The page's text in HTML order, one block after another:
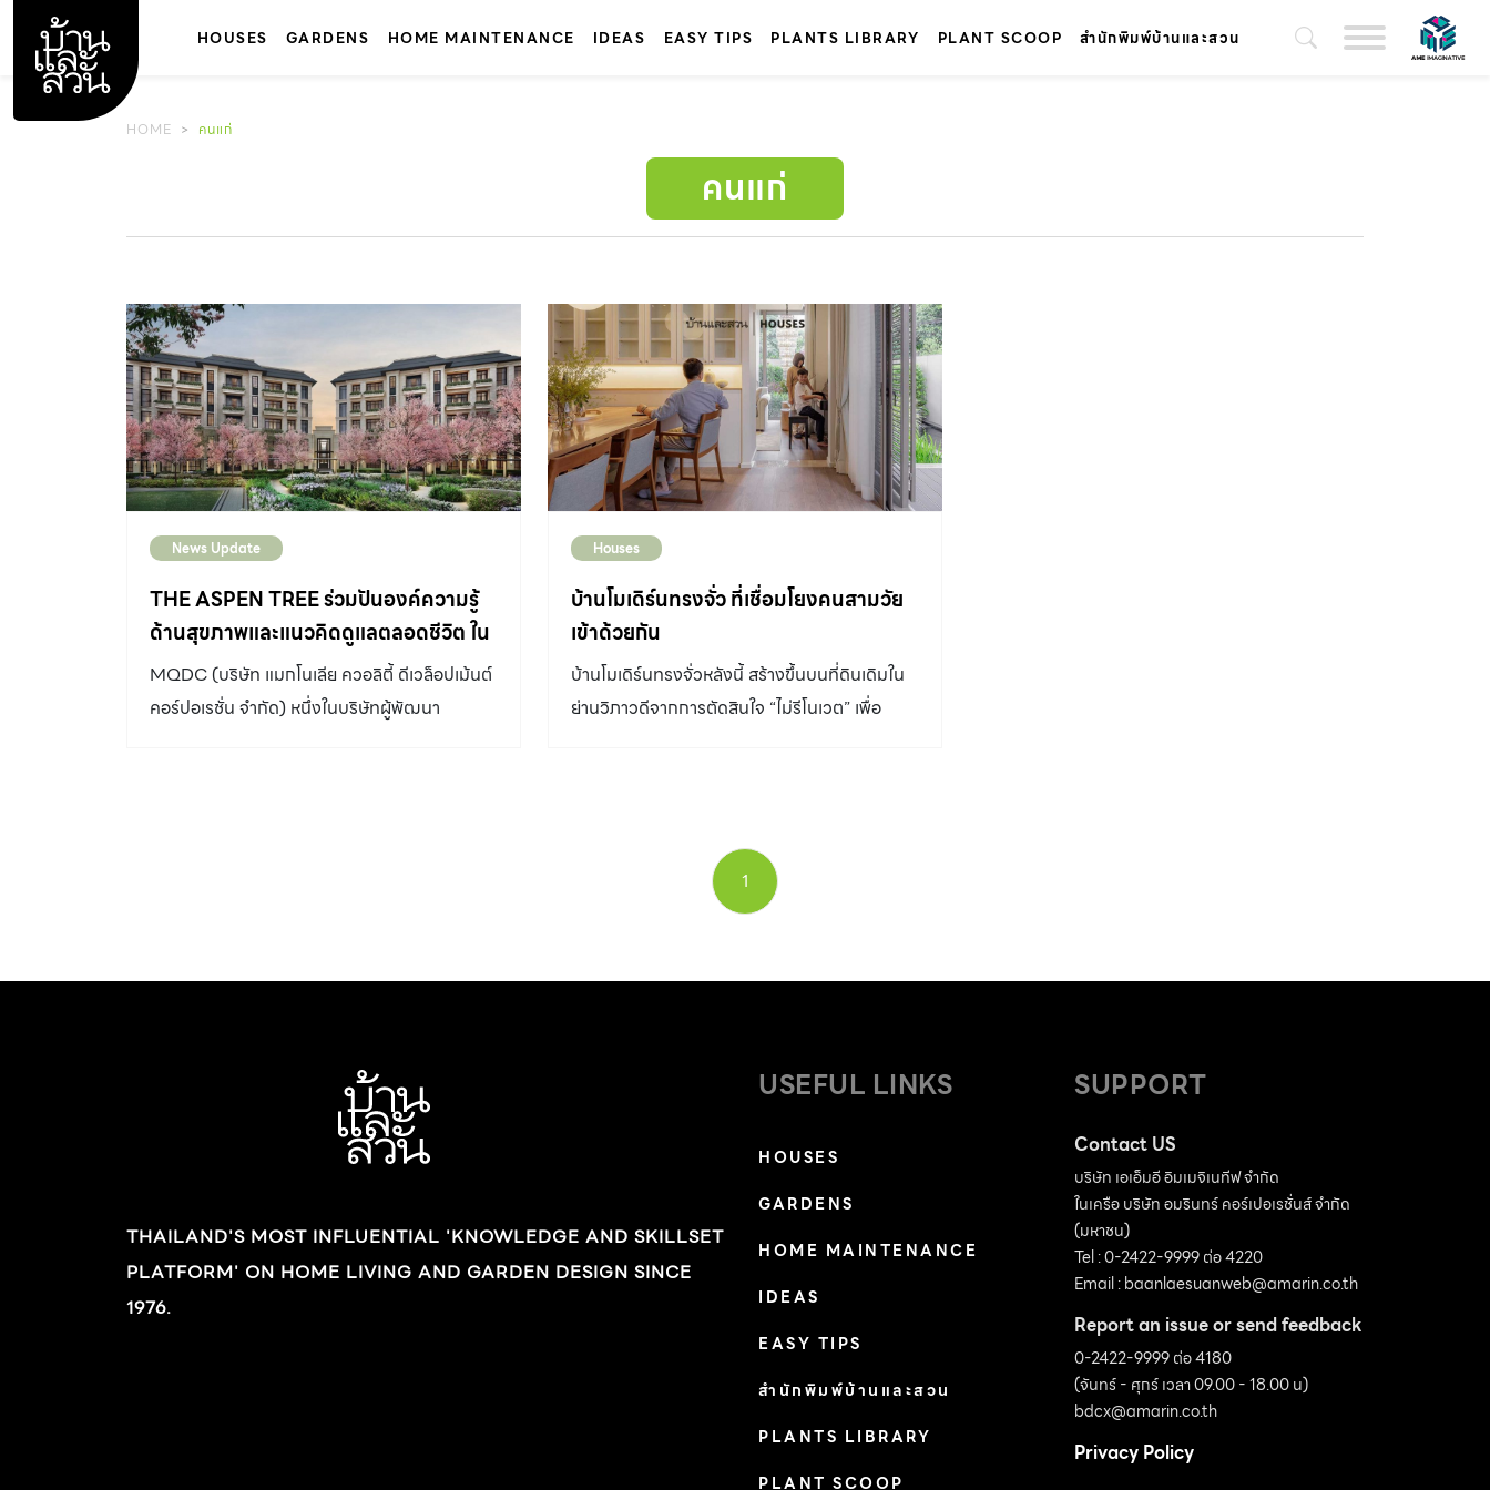
content
HOUSES GARDENS HOME MAINTENANCE IDEAS EASY TIPS PLANTS LIBRARY PLANT SCOOP สำนักพิมพ์บ้านและสวน
HOME คนแก่
คนแก่
News Update
THE ASPEN TREE ร่วมปันองค์ความรู้
ด้านสุขภาพและแนวคิดดูแลตลอดชีวิต ใน
งาน The IFA’s 16th Global
Conference on Ageing
MQDC (บริษัท แมกโนเลีย ควอลิตี้ ดีเวล็อปเม้นต์
คอร์ปอเรชั่น จำกัด) หนึ่งในบริษัทผู้พัฒนา
ครั้งนี้จัดขึ้นที่กรุงเทพฯ ประเทศไทย โดยมีการแลก
เปลี่ยนองค์ความรู้ การพบปะและเจรจากับ
พันธมิตรต่างๆ และผู้ร่วมงานที่เดินทางมาจาก
หลายประเทศทั่วโลก รวมมากกว่า 400 ท่าน ซึ่ง
บริหาร และประธานผู้อำนวยการ Baycrest
องค์กรผู้เชี่ยวชาญด้านการดูแลผู้สูงวัยที่ได้รับการ
ยอมรับในระดับโลก, ดร. แอนนา เบลลอน […]
Houses
บ้านโมเดิร์นทรงจั่ว ที่เชื่อมโยงคนสามวัย
เข้าด้วยกัน
บ้านโมเดิร์นทรงจั่วหลังนี้ สร้างขึ้นบนที่ดินเดิมใน
ย่านวิภาวดีจากการตัดสินใจ “ไม่รีโนเวต” เพื่อ
และสร้างให้เกิดบรรยากาศอบอุ่นของครอบครัว
DESIGNER DIRECTORY ออกแบบ: INCHAN
ม.เกษตร และคุ้นชินพื้นที่แถบนี้มาตั้งแต่สมัยเรียน
ขนาด 80 ตารางเมตร ที่ไม่ได้มีขนาดใหญ่มากนัก
พื้นที่ต่าง ๆ ภายในบ้านจึงเป็น Common Area
เสียเป็นส่วนใหญ่ และนั่นจึงเป็นหนึ่งในเอกลักษณ์
ของบ้านที่ส่งผ่านมายังบ้านหลังใหม่ที่เพิ่งสร้าง
เสร็จซึ่งออกแบบโดย INchan atelier “พื้นที่กลาง
แรกที่พบก็คือโต๊ะกินข้าว ไม่ว่าจะนั่งทำงาน หรือ
ทานอาหารร่วมกันเราก็มักจะรวมตัวกันอยุ่ตรงนี้
1
THAILAND'S MOST INFLUENTIAL 'KNOWLEDGE AND SKILLSET
PLATFORM' ON HOME LIVING AND GARDEN DESIGN SINCE
1976.
USEFUL LINKS
HOUSES
GARDENS
HOME MAINTENANCE
IDEAS
EASY TIPS
สำนักพิมพ์บ้านและสวน
PLANTS LIBRARY
PLANT SCOOP
SUPPORT
Contact US
บริษัท เอเอ็มอี อิมเมจิเนทีฟ จำกัด
ในเครือ บริษัท อมรินทร์ คอร์เปอเรชั่นส์ จำกัด
(มหาชน)
Tel : 0-2422-9999 ต่อ 4220
Email :baanlaesuanweb@amarin.co.th
Report an issue or send feedback
0-2422-9999 ต่อ 4180
(จันทร์ - ศุกร์ เวลา 09.00 - 18.00 น)
bdcx@amarin.co.th
Privacy Policy